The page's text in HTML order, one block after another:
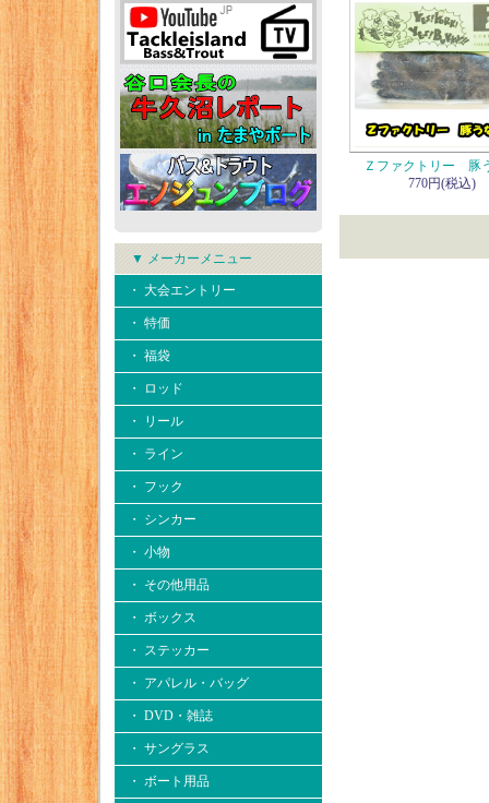
▼ メーカーメニュー
・ 大会エントリー
・ 特価
・ 福袋
・ ロッド
・ リール
・ ライン
・ フック
・ シンカー
・ 小物
・ その他用品
・ ボックス
・ ステッカー
・ アパレル・バッグ
・ DVD・雑誌
・ サングラス
・ ボート用品
Ｚファクトリー 豚
770円(税込)